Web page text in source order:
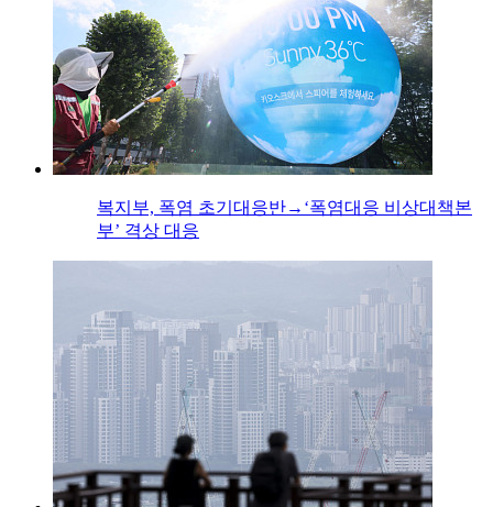
복지부, 폭염 초기대응반→‘폭염대응 비상대책본
부’ 격상 대응